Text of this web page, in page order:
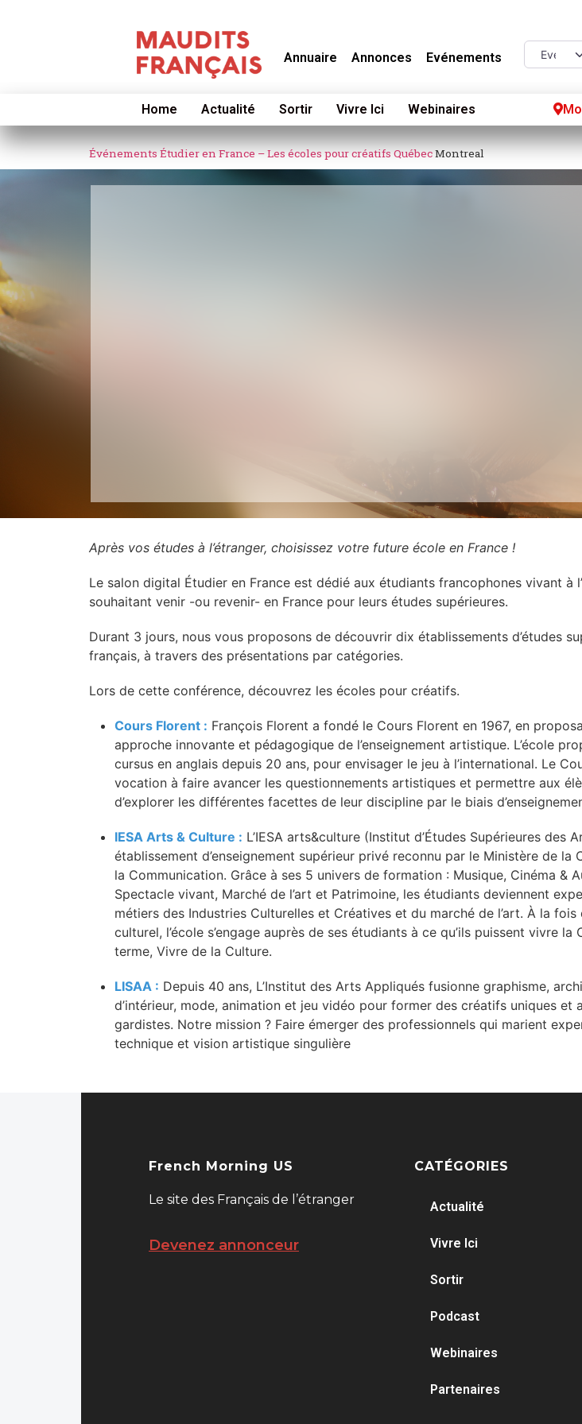
Annuaire Annonces Evénements
Select
Home Actualité Sortir Vivre Ici Webinaires
Événements Étudier en France – Les écoles pour créatifs QuébecMontreal
Après vos études à l’étranger, choisissez votre future école en France !
Le salon digital Étudier en France est dédié aux étudiants francophones vivant à
souhaitant venir -ou revenir- en France pour leurs études supérieures.
Durant 3 jours, nous vous proposons de découvrir dix établissements d’études
français, à travers des présentations par catégories.
Lors de cette conférence, découvrez les écoles pour créatifs.
Cours Florent : François Florent a fondé le Cours Florent en 1967, en
approche innovante et pédagogique de l’enseignement artistique. L’école
cursus en anglais depuis 20 ans, pour envisager le jeu à l’international. Le
vocation à faire avancer les questionnements artistiques et permettre aux
d’explorer les différentes facettes de leur discipline par le biais
IESA Arts & Culture : L’IESA arts&culture (Institut d’Études Supérieures des
établissement d’enseignement supérieur privé reconnu par le Ministère de la
la Communication. Grâce à ses 5 univers de formation : Musique, Cinéma &
Spectacle vivant, Marché de l’art et Patrimoine, les étudiants deviennent
métiers des Industries Culturelles et Créatives et du marché de l’art. À la fois
culturel, l’école s’engage auprès de ses étudiants à ce qu’ils puissent vivre la
terme, Vivre de la Culture.
LISAA : Depuis 40 ans, L’Institut des Arts Appliqués fusionne graphisme,
d’intérieur, mode, animation et jeu vidéo pour former des créatifs uniques et
gardistes. Notre mission ? Faire émerger des professionnels qui marient
technique et vision artistique singulière
French Morning US
Le site des Français de l’étranger
Devenez annonceur
CATÉGORIES
Actualité
Vivre Ici
Sortir
Podcast
Webinaires
Partenaires